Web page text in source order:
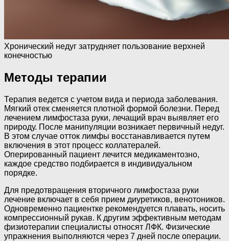
Хронический недуг затрудняет пользование верхней
конечностью
Методы терапии
Терапия ведется с учетом вида и периода заболевания.
Мягкий отек сменяется плотной формой болезни. Перед
лечением лимфостаза руки, лечащий врач выявляет его
природу. После манипуляции возникает первичный недуг.
В этом случае отток лимфы восстанавливается путем
включения в этот процесс коллатералей.
Оперированный пациент лечится медикаментозно,
каждое средство подбирается в индивидуальном
порядке.
Для предотвращения вторичного лимфостаза руки
лечение включает в себя прием диуретиков, венотоников.
Одновременно пациентке рекомендуется плавать, носить
компрессионный рукав. К другим эффективным методам
физиотерапии специалисты относят ЛФК. Физические
упражнения выполняются через 7 дней после операции.